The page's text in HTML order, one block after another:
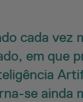
cada vez
em que
se ainda